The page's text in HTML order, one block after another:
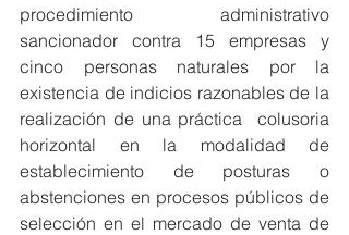
procedimiento administrativo
sancionador contra 15 empresas y
cinco personas naturales por la
existencia de indicios razonables de la
realización de una práctica  colusoria
horizontal en la modalidad de
establecimiento de posturas o
abstenciones en procesos públicos de
selección en el mercado de venta de